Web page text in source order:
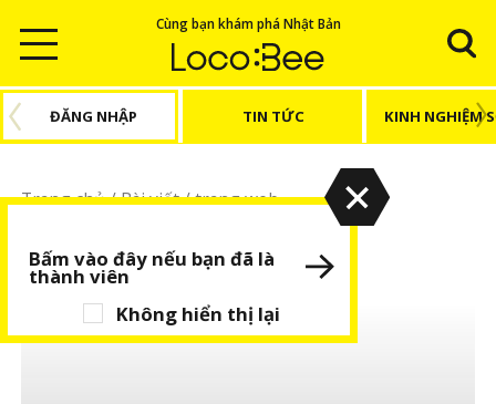
Cùng bạn khám phá Nhật Bản
ĐĂNG NHẬP TIN TỨC KINH NGHIỆM
Trang chủ/Bài viết/trang web
trang web
Không hiển thị lại
Bấm vào đây nếu bạn đã là
thành viên